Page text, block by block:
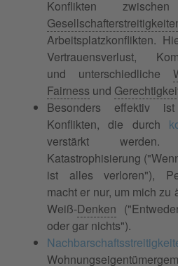
Konflikten zwischen
Arbeitsplatzkonflikten.
Vertrauensverlust,
und unterschiedliche
Fairness und
Besonders effektiv
Konflikten, die durch
verstärkt
Katastrophisierung
ist alles verloren"),
macht er nur, um mich zu
Weiß-Denken
oder gar nichts").